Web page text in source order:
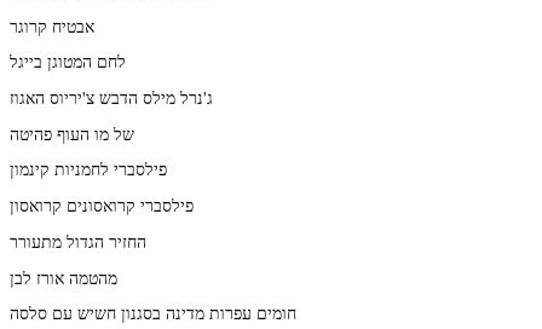
אבטיח קרוגר
לחם המטוגן בייגל
ג'נרל מילס הדבש צ'יריוס האגוז
של מו העוף פהיטה
פילסברי לחמניות קינמון
פילסברי קרואסונים קרואסון
החזיר הגדול מתעורר
מהטמה אורז לבן
חומים עפרות מדינה בסגנון חשיש עם סלסה